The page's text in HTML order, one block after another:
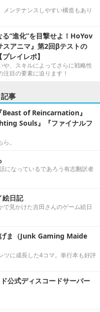
ンテナンスしやすい構造もあり
“進化”を目撃せよ！HoYov
アニマ』第2回βテストの
レイレポ】
や、スキルによってさらに戦略性
目の要素に迫ります！
事
Beast of Reincarnation』
Souls』『ファイナルフ
。
になっているであろう有志翻訳者
絵日記
で見かけた吉田さんのゲーム絵日
げま（Junk Gaming Maide
に成長した4コマ。単行本も好評
公式ディスコードサーバー